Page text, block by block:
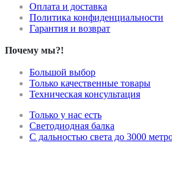
Оплата и доставка
Политика конфиденциальности
Гарантия и возврат
Почему мы?!
Большой выбор
Только качественные товары
Техническая консультация
Только у нас есть
Светодиодная балка
С дальностью света до 3000